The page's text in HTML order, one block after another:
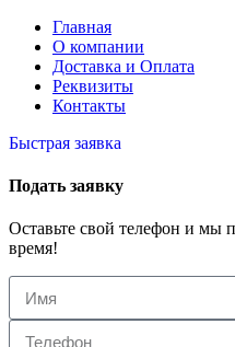
Главная
О компании
Доставка и Оплата
Реквизиты
Контакты
Быстрая заявка
Подать заявку
Оставьте свой телефон и мы
время!